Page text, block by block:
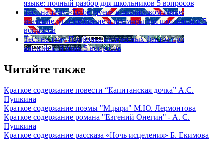
языке: полный разбор для школьников 5 вопросов
Тест на тему «To be given» в английском языке:
значение, употребление и примеры для школьников 5
вопросов
Тест на тему Подборка интересных фактов про
английский язык 5 вопросов
Читайте также
Краткое содержание повести “Капитанская дочка” А.С.
Пушкина
Краткое содержание поэмы "Мцыри" М.Ю. Лермонтова
Краткое содержание романа "Евгений Онегин" - А. С.
Пушкина
Краткое содержание рассказа «Ночь исцеления» Б. Екимова